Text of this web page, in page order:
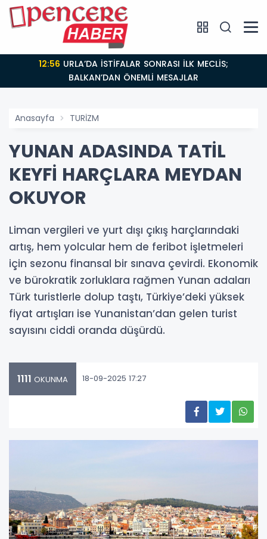
12:56
BALKAN’DAN ÖNEMLİ MESAJLAR
Anasayfa TURİZM
YUNAN ADASINDA TATİL
KEYFİ HARÇLARA MEYDAN
OKUYOR
Liman vergileri ve yurt dışı çıkış harçlarındaki
artış, hem yolcular hem de feribot işletmeleri
için sezonu finansal bir sınava çevirdi. Ekonomik
ve bürokratik zorluklara rağmen Yunan adaları
Türk turistlerle dolup taştı, Türkiye’deki yüksek
fiyat artışları ise Yunanistan’dan gelen turist
sayısını ciddi oranda düşürdü.
1111 OKUNMA 18-09-2025 17:27